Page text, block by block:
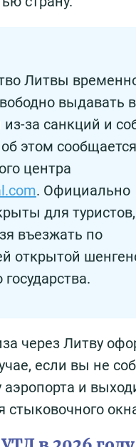
Литвы
выдавать
из-за санкций и
этом
центра
. Официально
для
въезжать по
открытой
государства.
через Литву
если вы не
аэропорта и
стыковочного